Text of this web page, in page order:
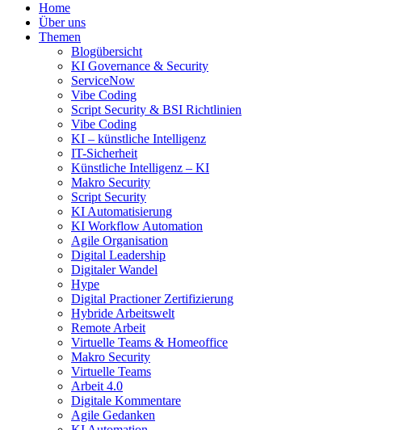
Home
Über uns
Themen
Blogübersicht
KI Governance & Security
ServiceNow
Vibe Coding
Script Security & BSI Richtlinien
Vibe Coding
KI – künstliche Intelligenz
IT-Sicherheit
Künstliche Intelligenz – KI
Makro Security
Script Security
KI Automatisierung
KI Workflow Automation
Agile Organisation
Digital Leadership
Digitaler Wandel
Hype
Digital Practioner Zertifizierung
Hybride Arbeitswelt
Remote Arbeit
Virtuelle Teams & Homeoffice
Makro Security
Virtuelle Teams
Arbeit 4.0
Digitale Kommentare
Agile Gedanken